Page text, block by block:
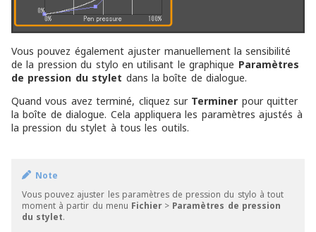
Vous pouvez également ajuster manuellement la sensibilité
de la pression du stylo en utilisant le graphique Paramètres
de pression du stylet dans la boîte de dialogue.
Quand vous avez terminé, cliquez sur Terminer pour quitter
la boîte de dialogue. Cela appliquera les paramètres ajustés à
la pression du stylet à tous les outils.
Note
Vous pouvez ajuster les paramètres de pression du stylo à tout
moment à partir du menu Fichier> Paramètres de pression
du stylet.